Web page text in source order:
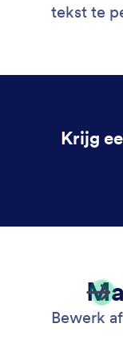
tekst te
Krijg
Bewerk